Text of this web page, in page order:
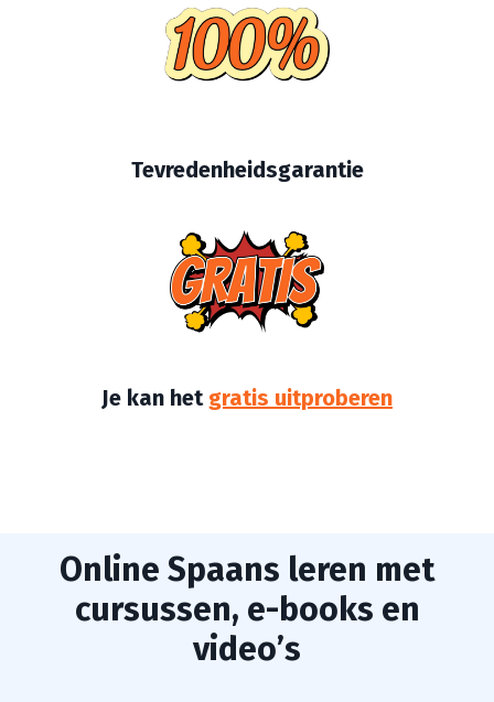
Tevredenheidsgarantie
Je kan het gratis uitproberen
Online Spaans leren met
cursussen, e-books en
video’s